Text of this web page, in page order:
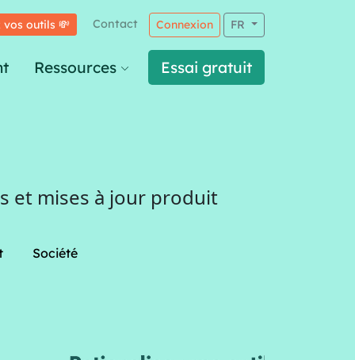
outils 💸 Contact Connexion FR
Ressources Essai gratuit
et mises à jour produit
Société